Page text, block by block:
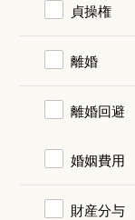
貞操権
離婚
離婚回避
婚姻費用
財産分与